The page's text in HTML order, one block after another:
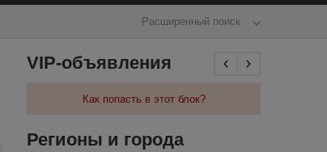
Расширенный поиск
VIP-объявления
Как попасть в этот блок?
Регионы и города